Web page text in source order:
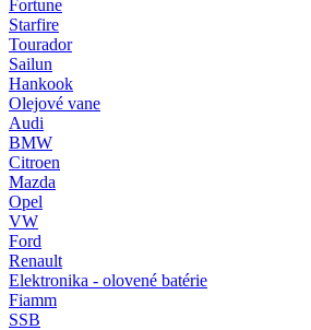
Fortune
Starfire
Tourador
Sailun
Hankook
Olejové vane
Audi
BMW
Citroen
Mazda
Opel
VW
Ford
Renault
Elektronika - olovené batérie
Fiamm
SSB